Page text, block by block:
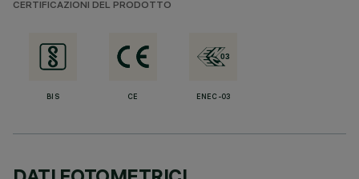
CERTIFICAZIONI DEL PRODOTTO
BIS CE ENEC-03